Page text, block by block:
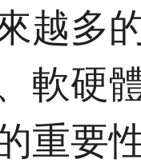
越多
軟硬
重要